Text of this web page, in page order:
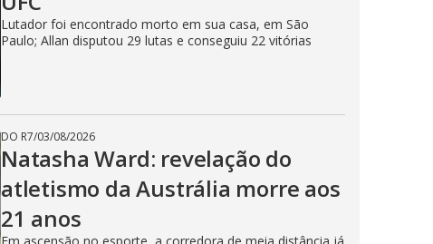
Lutador foi encontrado morto em sua casa, em São
Paulo; Allan disputou 29 lutas e conseguiu 22 vitórias
DO R7/03/08/2026
Natasha Ward: revelação do
atletismo da Austrália morre aos
21 anos